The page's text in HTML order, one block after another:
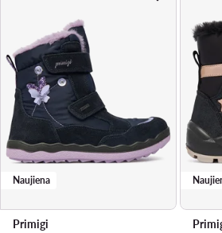
Naujiena
Primigi